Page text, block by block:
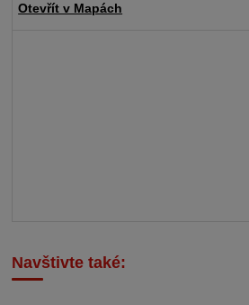
Otevřít v Mapách
Navštivte také: